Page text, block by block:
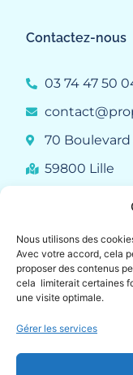
Nous utilisons des
Avec votre accord, cela
proposer des contenus
cela limiterait certaines
une visite optimale.
Gérer les services
Contactez-nous
03 74 47 50
70
59800 Lille
Liens rapides
Qui sommes-
Demander un
FAQ